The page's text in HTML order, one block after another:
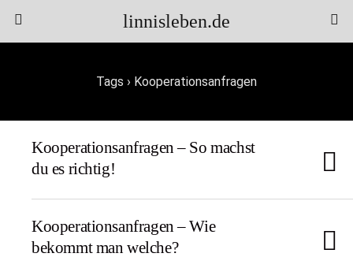
linnisleben.de
Tags › Kooperationsanfragen
Kooperationsanfragen – So machst
du es richtig!
Kooperationsanfragen – Wie
bekommt man welche?